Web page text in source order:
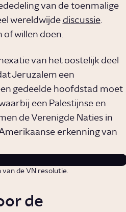
van de toenmalige
wereldwijde discussie.
of willen doen.
van het oostelijk deel
Jeruzalem een
gedeelde hoofdstad moet
een Palestijnse en
de Verenigde Naties in
erkenning van
de VN resolutie.
de